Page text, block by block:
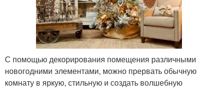
С помощью декорирования помещения различными
новогодними элементами, можно прервать обычную
комнату в яркую, стильную и создать волшебную